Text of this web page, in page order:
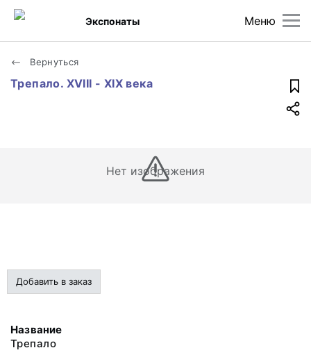
Меню
Экспонаты
Вернуться
Трепало. XVIII - XIX века
Нет изображения
Добавить в заказ
Название
Трепало